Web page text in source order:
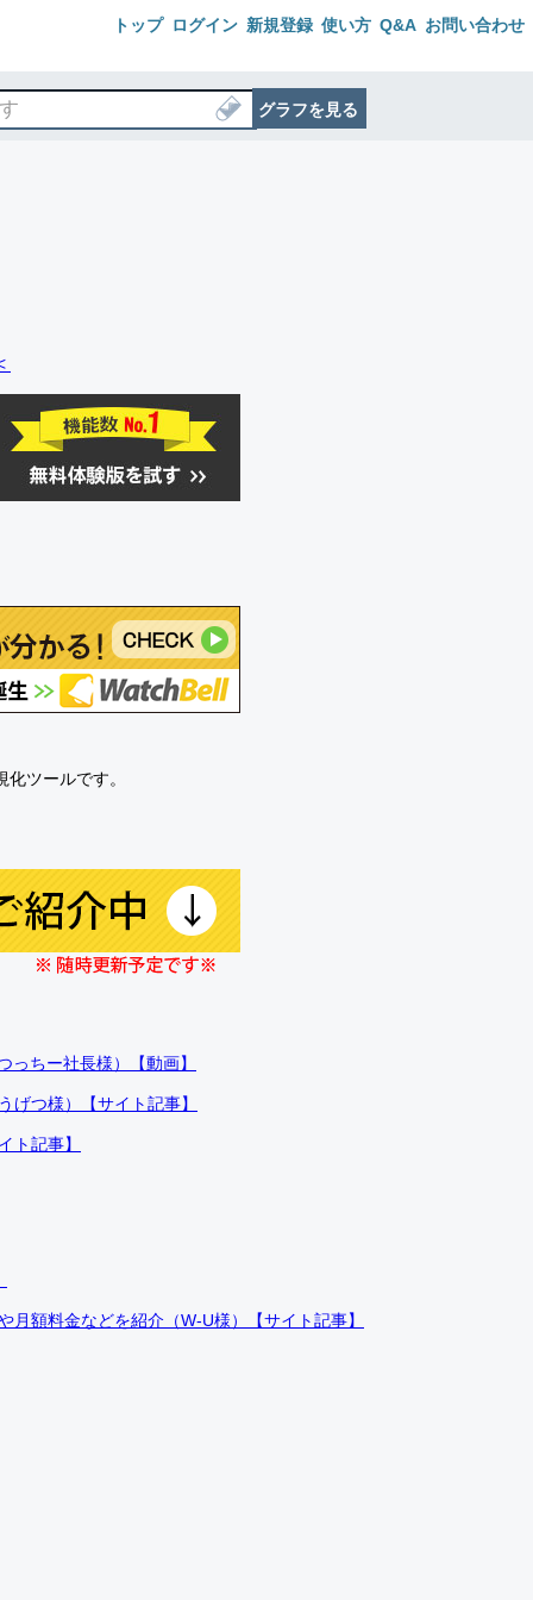
トップ ログイン 新規登録 使い方 Q&A お問い合わせ
グラフを見る
ツールです。
ちー社長様）【動画】
げつ様）【サイト記事】
ト記事】
額料金などを紹介（W-U様）【サイト記事】